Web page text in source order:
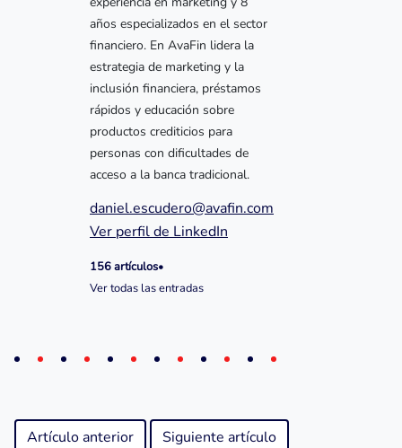
años especializados en el sector
financiero. En AvaFin lidera la
estrategia de marketing y la
inclusión financiera, préstamos
rápidos y educación sobre
productos crediticios para
personas con dificultades de
acceso a la banca tradicional.
daniel.escudero@avafin.com
Ver perfil de LinkedIn
156 artículos•
Ver todas las entradas
Artículo anterior Siguiente artículo